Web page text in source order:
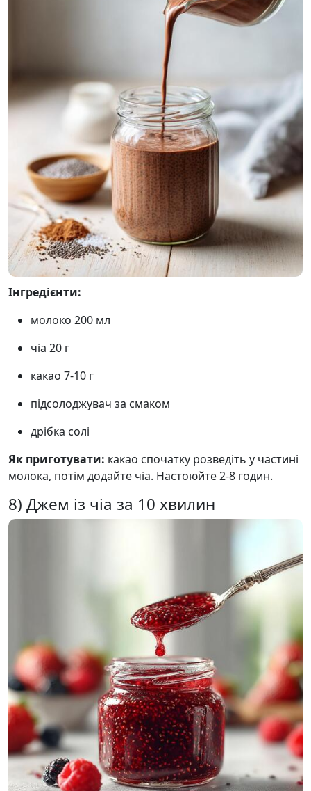
Інгредієнти:
молоко 200 мл
чіа 20 г
какао 7-10 г
підсолоджувач за смаком
дрібка солі
Як приготувати: какао спочатку розведіть у частині
молока, потім додайте чіа. Настоюйте 2-8 годин.
8) Джем із чіа за 10 хвилин